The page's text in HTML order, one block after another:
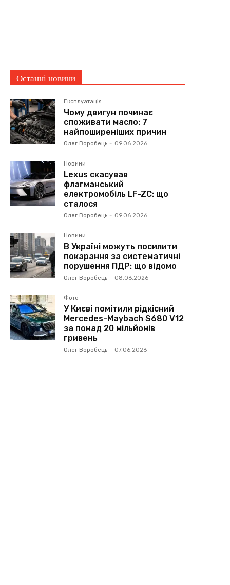
Останні новини
Експлуатація
Чому двигун починає
споживати масло: 7
найпоширеніших причин
Олег Воробець - 09.06.2026
Новини
Lexus скасував
флагманський
електромобіль LF-ZC: що
сталося
Олег Воробець - 09.06.2026
Новини
В Україні можуть посилити
покарання за систематичні
порушення ПДР: що відомо
Олег Воробець - 08.06.2026
Фото
У Києві помітили рідкісний
Mercedes-Maybach S680 V12
за понад 20 мільйонів
гривень
Олег Воробець - 07.06.2026